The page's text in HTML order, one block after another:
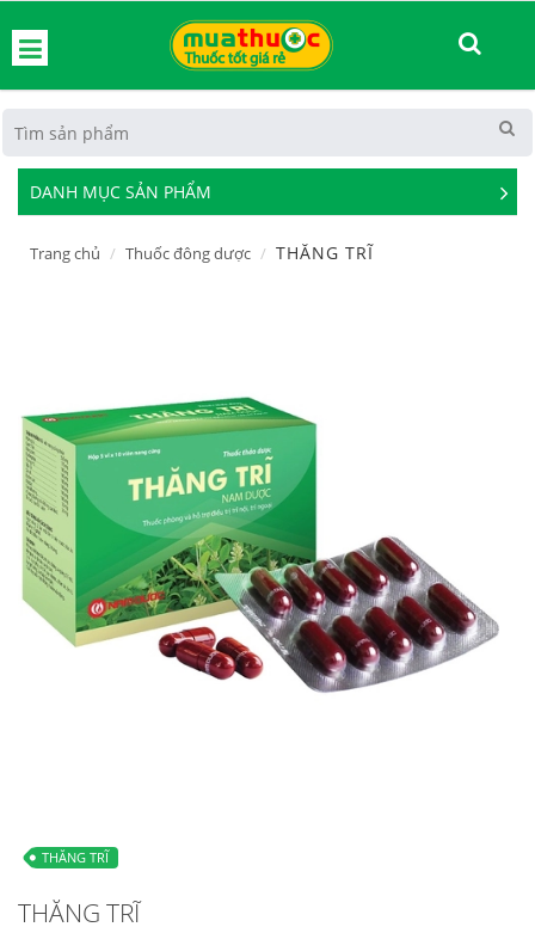
DANH MỤC SẢN PHẨM
See
Trang chủ Thuốc đông dược THĂNG TRĨ
THĂNG TRĨ
THĂNG TRĨ